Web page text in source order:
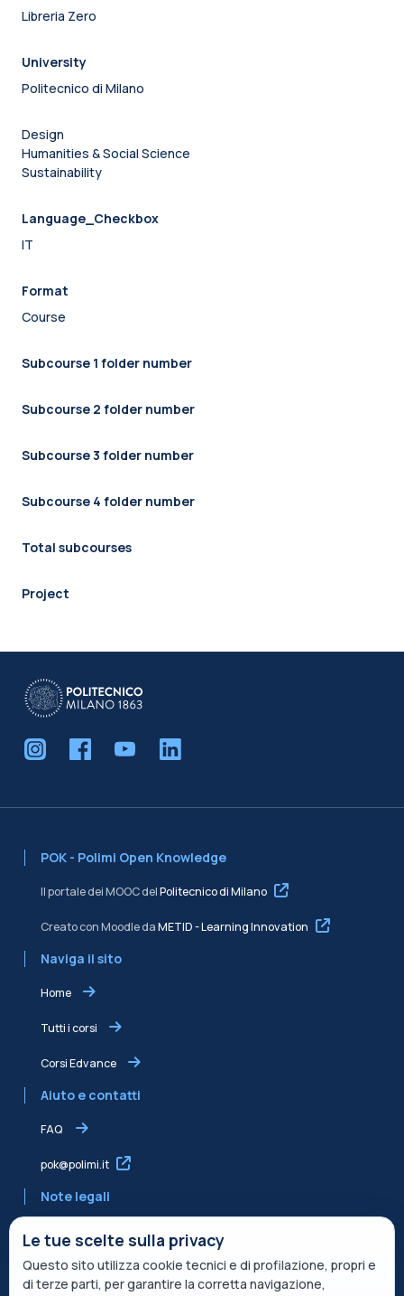
Libreria Zero
University
Politecnico di Milano
Design
Humanities & Social Science
Sustainability
Language_Checkbox
IT
Format
Course
Subcourse 1 folder number
Subcourse 2 folder number
Subcourse 3 folder number
Subcourse 4 folder number
Total subcourses
Project
POK - Polimi Open Knowledge
Il portale dei MOOC delPolitecnico di Milano
Creato con Moodle daMETID - Learning Innovation
Naviga il sito
Home
Tutti i corsi
Corsi Edvance
Aiuto e contatti
FAQ
pok@polimi.it
Note legali
Informativa condivisa Edvance per il trattamento dei dati
Le tue scelte sulla privacy
Questo sito utilizza cookie tecnici e di profilazione, propri e
di terze parti, per garantire la corretta navigazione,